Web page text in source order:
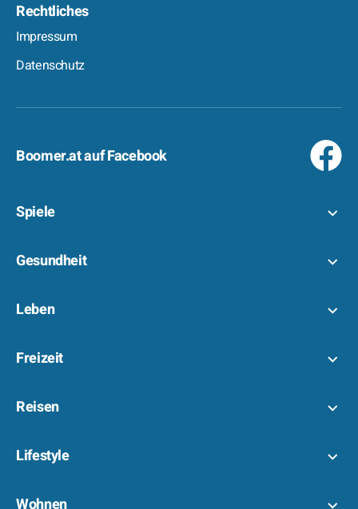
Rechtliches
Impressum
Datenschutz
Boomer.at auf Facebook
Spiele
Gesundheit
Leben
Freizeit
Reisen
Lifestyle
Wohnen